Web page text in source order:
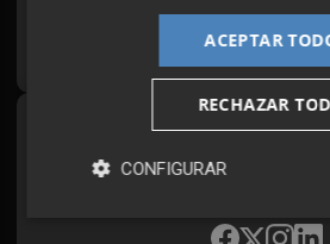
¡Quiero
Síguenos en
Plaza Podcast, desde
ACEPTAR
RECHAZAR
CONFIGURAR